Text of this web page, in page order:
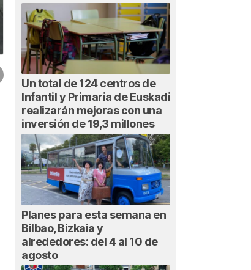
Un total de 124 centros de
Infantil y Primaria de Euskadi
realizarán mejoras con una
inversión de 19,3 millones
Planes para esta semana en
Bilbao, Bizkaia y
alrededores: del 4 al 10 de
agosto